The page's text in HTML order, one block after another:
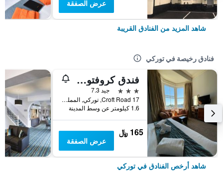
عرض الصفقة
شاهد المزيد من الفنادق القريبة
فنادق رخيصة في توركي
فندق كروفتون هاوس
3 نجوم
جيد 7.3
17 Croft Road, توركي, المملكة المتحدة
1.6 كيلومتر عن وسط المدينة
165 ﷼
عرض الصفقة
شاهد أرخص الفنادق في توركي